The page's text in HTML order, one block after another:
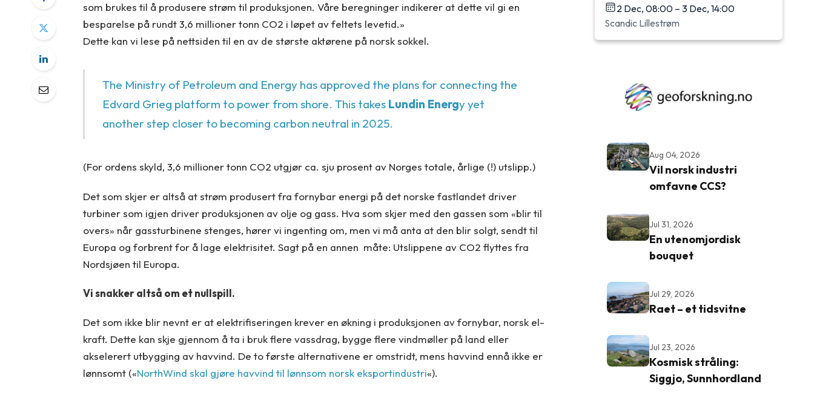
som brukes til å produsere strøm til produksjonen. Våre beregninger indikerer at dette vil gi en
besparelse på rundt 3,6 millioner tonn CO2 i løpet av feltets levetid.»
Dette kan vi lese på nettsiden til en av de største aktørene på norsk sokkel.
The Ministry of Petroleum and Energy has approved the plans for connecting the
Edvard Grieg platform to power from shore. This takes Lundin Energy yet
another step closer to becoming carbon neutral in 2025.
(For ordens skyld, 3,6 millioner tonn CO2 utgjør ca. sju prosent av Norges totale, årlige (!) utslipp.)
Det som skjer er altså at strøm produsert fra fornybar energi på det norske fastlandet driver
turbiner som igjen driver produksjonen av olje og gass. Hva som skjer med den gassen som «blir til
overs» når gassturbinene stenges, hører vi ingenting om, men vi må anta at den blir solgt, sendt til
Europa og forbrent for å lage elektrisitet. Sagt på en annen måte: Utslippene av CO2 flyttes fra
Nordsjøen til Europa.
Vi snakker altså om et nullspill.
Det som ikke blir nevnt er at elektrifiseringen krever en økning i produksjonen av fornybar, norsk el-
kraft. Dette kan skje gjennom å ta i bruk flere vassdrag, bygge flere vindmøller på land eller
akselerert utbygging av havvind. De to første alternativene er omstridt, mens havvind ennå ikke er
lønnsomt («NorthWind skal gjøre havvind til lønnsom norsk eksportindustri«).
2 Dec, 08:00 – 3 Dec, 14:00
Scandic Lillestrøm
Aug 04, 2026
Vil norsk industri
omfavne CCS?
Jul 31, 2026
En utenomjordisk
bouquet
Jul 29, 2026
Raet – et tidsvitne
Jul 23, 2026
Kosmisk stråling:
Siggjo, Sunnhordland